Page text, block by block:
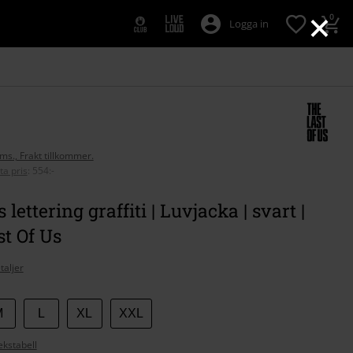
×
Logga in 0
Frakt tillkommer.
pris
554:-
lettering graffiti | Luvjacka | svart |
Of Us
XL XXL